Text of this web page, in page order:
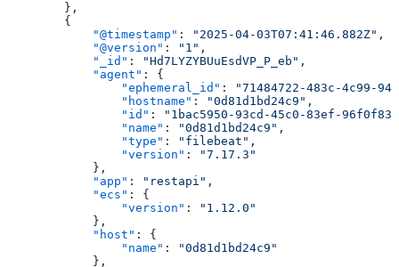
        },
        {
            "@timestamp"
: "2025-04-03T07:41:46.882Z" ,
            "@version"
: "1" ,
            "_id"
: "Hd7LYZYBUuEsdVP_P_eb" ,
            "agent"
: {
                "ephemeral_id"
:
"71484722-483c-4c99-
                "hostname"
: "0d81d1bd24c9" ,
                "id"
:
"1bac5950-93cd-45c0-83ef-
                "name"
: "0d81d1bd24c9" ,
                "type"
: "filebeat" ,
                "version"
:
"7.17.3"
            },
            "app"
: "restapi" ,
            "ecs"
: {
                "version"
:
"1.12.0"
            },
            "host"
: {
                "name"
:
"0d81d1bd24c9"
            },